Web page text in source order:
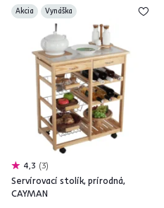
Akcia Vynáška
4,3 3
Servírovací stolík, prírodná,
CAYMAN